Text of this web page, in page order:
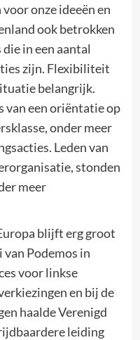
onze ideeën en
ook betrokken
in een aantal
zijn. Flexibiliteit
belangrijk.
van een oriëntatie op
onder meer
Leden van
stonden
meer
blijft erg groot
Podemos in
voor linkse
en bij de
haalde Verenigd
leiding